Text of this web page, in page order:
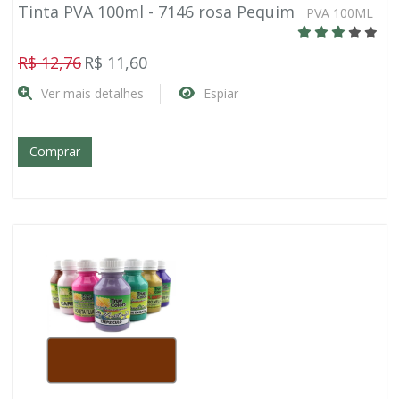
Tinta PVA 100ml - 7146 rosa Pequim PVA 100ML
R$ 12,76 R$ 11,60
Ver mais detalhes Espiar
Comprar